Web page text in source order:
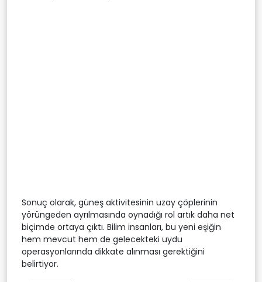
Sonuç olarak, güneş aktivitesinin uzay çöplerinin
yörüngeden ayrılmasında oynadığı rol artık daha net
biçimde ortaya çıktı. Bilim insanları, bu yeni eşiğin
hem mevcut hem de gelecekteki uydu
operasyonlarında dikkate alınması gerektiğini
belirtiyor.